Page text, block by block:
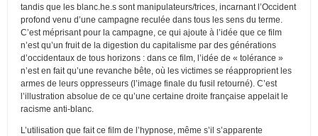
tandis que les blanc.he.s sont manipulateurs/trices, incarnant l’Occident
profond venu d’une campagne reculée dans tous les sens du terme.
C’est méprisant pour la campagne, ce qui ajoute à l’idée que ce film
n’est qu’un fruit de la digestion du capitalisme par des générations
d’occidentaux de tous horizons : dans ce film, l’idée de « tolérance »
n’est en fait qu’une revanche bête, où les victimes se réapproprient les
armes de leurs oppresseurs (l’image finale du fusil retourné). C’est
l’illustration absolue de ce qu’une certaine droite française appelait le
racisme anti-blanc.
L’utilisation que fait ce film de l’hypnose, même s’il s’apparente